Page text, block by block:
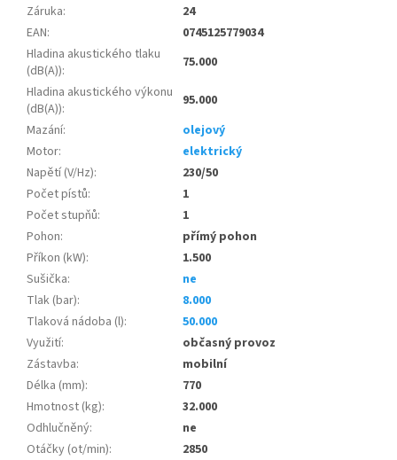
Záruka:
24
EAN:
0745125779034
Hladina akustického tlaku
(dB(A)):
75.000
Hladina akustického výkonu
(dB(A)):
95.000
Mazání:
olejový
Motor:
elektrický
Napětí (V/Hz):
230/50
Počet pístů:
1
Počet stupňů:
1
Pohon:
přímý pohon
Příkon (kW):
1.500
Sušička:
ne
Tlak (bar):
8.000
Tlaková nádoba (l):
50.000
Využití:
občasný provoz
Zástavba:
mobilní
Délka (mm):
770
Hmotnost (kg):
32.000
Odhlučněný:
ne
Otáčky (ot/min):
2850